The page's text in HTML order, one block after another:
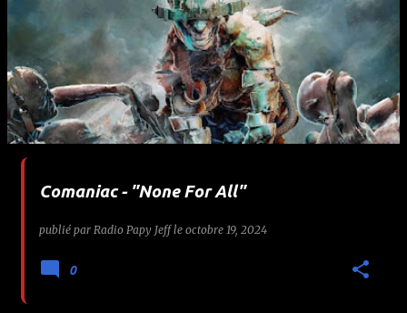
c
Comaniac - "None For All"
publié par Radio Papy Jeff le octobre 19, 2024
0